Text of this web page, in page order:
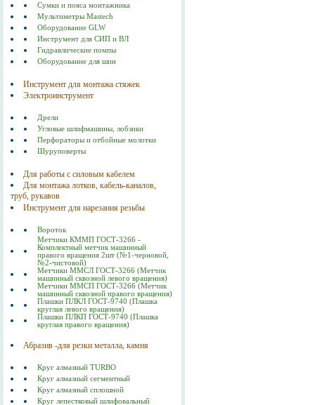
Сумки и пояса монтажника
Мультиметры Mastech
Оборудование GLW
Инструмент для СИП и ВЛ
Гидравлические помпы
Оборудование для шин
Инструмент для монтажа стяжек
Электроинструмент
Дрели
Угловые шлифмашины, лобзики
Перфораторы и отбойные молотки
Шуруповерты
Для работы с силовым кабелем
Для монтажа лотков, кабель-каналов,
труб, рукавов
Инструмент для нарезания резьбы
Вороток
Метчики КММП ГОСТ-3266 -
Комплектный метчик машинный
правого вращения 2шт (№1-черновой,
№2-чистовой)
Метчики ММСЛ ГОСТ-3266 (Метчик
машинный сквозной левого вращения)
Метчики ММСП ГОСТ-3266 (Метчик
машинный сквозной правого вращения)
Плашки ПЛКЛ ГОСТ-9740 (Плашка
круглая левого вращения)
Плашки ПЛКП ГОСТ-9740 (Плашка
круглая правого вращения)
Абразив -для резки металла, камня
Круг алмазный TURBO
Круг алмазный сегментный
Круг алмазный сплошной
Круг лепестковый шлифовальный